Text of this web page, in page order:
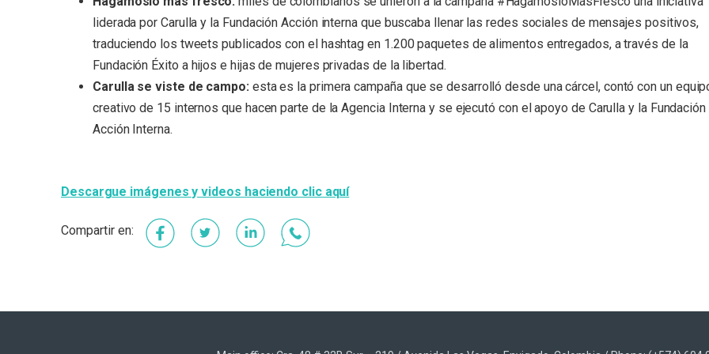
liderada por Carulla y la Fundación Acción interna que buscaba llenar las redes sociales de mensajes positivos,
traduciendo los tweets publicados con el hashtag en 1.200 paquetes de alimentos entregados, a través de la
Fundación Éxito a hijos e hijas de mujeres privadas de la libertad.
Carulla se viste de campo: esta es la primera campaña que se desarrolló desde una cárcel, contó con un
creativo de 15 internos que hacen parte de la Agencia Interna y se ejecutó con el apoyo de Carulla y la Fundación
Acción Interna.
Descargue imágenes y videos haciendo clic aquí
Facebook
TwitterLinkedInWhatsApp